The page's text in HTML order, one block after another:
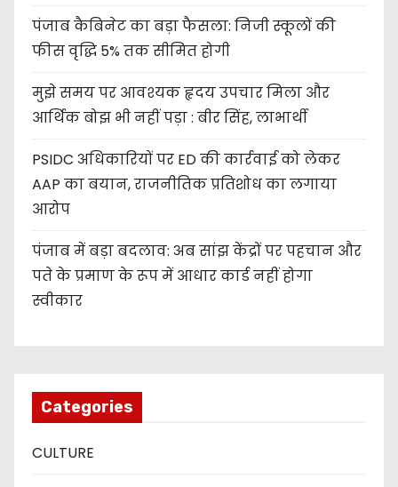
पंजाब कैबिनेट का बड़ा फैसला: निजी स्कूलों की
फीस वृद्धि 5% तक सीमित होगी
मुझे समय पर आवश्यक हृदय उपचार मिला और
आर्थिक बोझ भी नहीं पड़ा : बीर सिंह, लाभार्थी
PSIDC अधिकारियों पर ED की कार्रवाई को लेकर
AAP का बयान, राजनीतिक प्रतिशोध का लगाया
आरोप
पंजाब में बड़ा बदलाव: अब सांझ केंद्रों पर पहचान और
पते के प्रमाण के रूप में आधार कार्ड नहीं होगा
स्वीकार
Categories
CULTURE